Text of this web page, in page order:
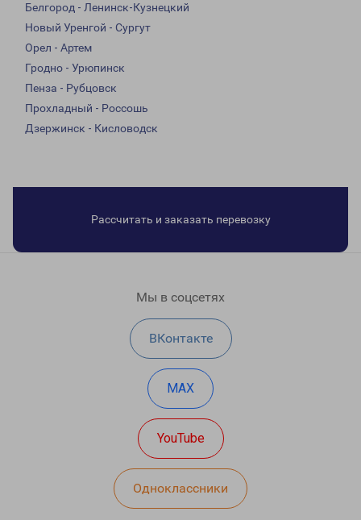
Белгород - Ленинск-Кузнецкий
Новый Уренгой - Сургут
Орел - Артем
Гродно - Урюпинск
Пенза - Рубцовск
Прохладный - Россошь
Дзержинск - Кисловодск
Рассчитать и заказать перевозку
Мы в соцсетях
ВКонтакте
MAX
YouTube
Одноклассники